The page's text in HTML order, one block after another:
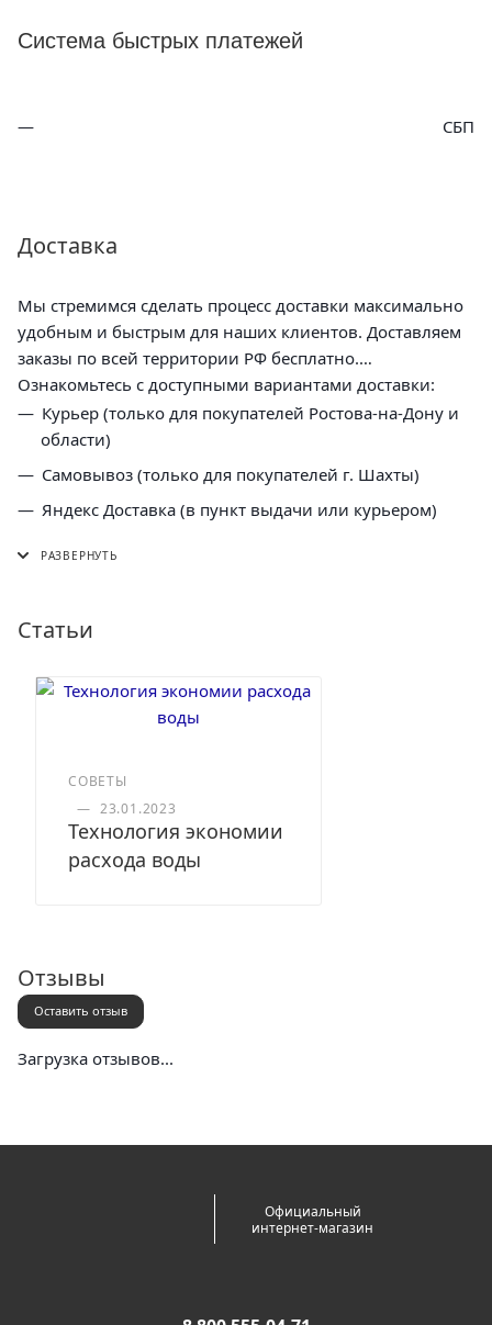
Система быстрых платежей
СБП
Доставка
Мы стремимся сделать процесс доставки максимально
удобным и быстрым для наших клиентов. Доставляем
заказы по всей территории РФ бесплатно.
Ознакомьтесь с доступными вариантами доставки:
Курьер (только для покупателей Ростова-на-Дону и
области)
Самовывоз (только для покупателей г. Шахты)
Яндекс Доставка (в пункт выдачи или курьером)
Статьи
СОВЕТЫ
— 23.01.2023
Технология экономии
расхода воды
Отзывы
Оставить отзыв
Загрузка отзывов...
Официальный
интернет-магазин